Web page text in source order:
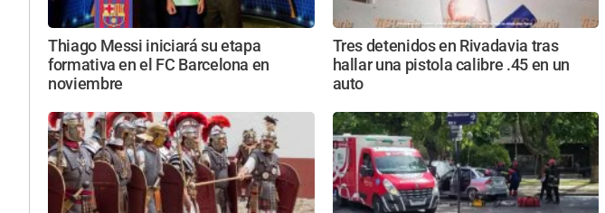
Thiago Messi iniciará su etapa
formativa en el FC Barcelona en
noviembre
Tres detenidos en Rivadavia tras
hallar una pistola calibre .45 en un
auto